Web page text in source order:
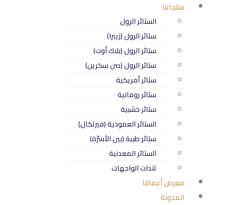
منتجاتنا
الستائر الرول
ستائر الرول (زيبرا)
ستائر الرول (بلاك أوت)
ستائر الرول (صن سكرين)
ستائر أمريكية
ستائر رومانية
ستائر خشبية
الستائر العمودية (فيرتكال)
ستائر طبية (بين الأسرّة)
الستائر المعدنية
تندات الواجهات
معرض أعمالنا
المدونة